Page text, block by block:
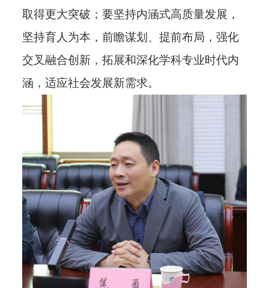
取得更大突破；要坚持内涵式高质量发展，
坚持育人为本，前瞻谋划、提前布局，强化
交叉融合创新，拓展和深化学科专业时代内
涵，适应社会发展新需求。